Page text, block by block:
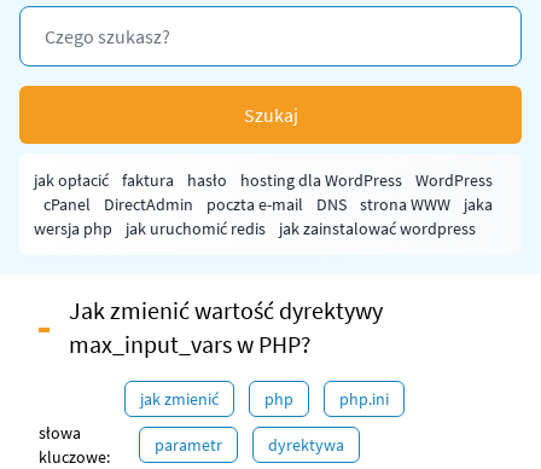
Szukaj
jak opłacić faktura hasło hosting dla WordPress
WordPress
cPanel
DirectAdmin poczta e-mail DNS strona WWW
jaka
wersja php
jak uruchomić redis jak zainstalować wordpress
Jak zmienić wartość dyrektywy
max_input_vars w PHP?
słowa
kluczowe:
jak zmienić php php.ini
parametr dyrektywa